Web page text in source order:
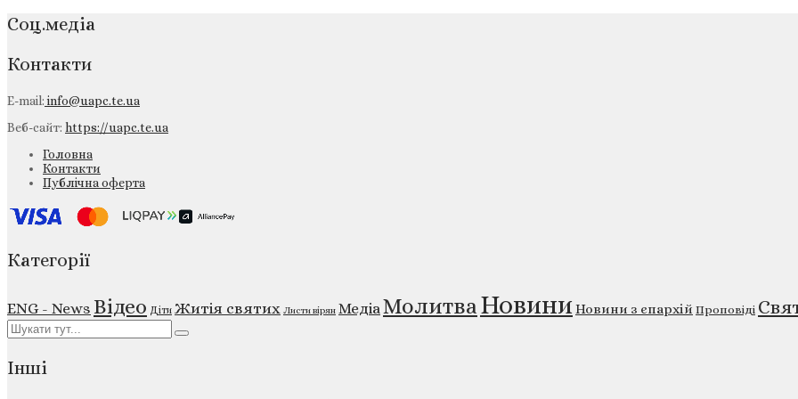
Соц.медіа
Контакти
E-mail:info@uapc.te.ua
Веб-сайт: https://uapc.te.ua
Головна
Контакти
Публічна оферта
Категорії
ENG - News Відео Діти Житія святих Листи вірян МедіаМолитваНовиниНовини з єпархій Проповіді
Інші